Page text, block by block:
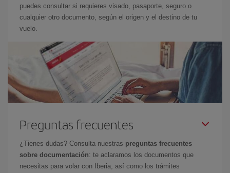
puedes consultar si requieres visado, pasaporte, seguro o
cualquier otro documento, según el origen y el destino de tu
vuelo.
Preguntas frecuentes
¿Tienes dudas? Consulta nuestras preguntas frecuentes
sobre documentación: te aclaramos los documentos que
necesitas para volar con Iberia, así como los trámites